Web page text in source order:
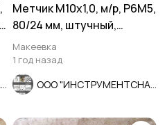
Метчик М10х1,0, м/р, Р6М5,
80/24 мм, штучный,
мелкий шаг,
шлифованный.
Макеевка
1 год назад